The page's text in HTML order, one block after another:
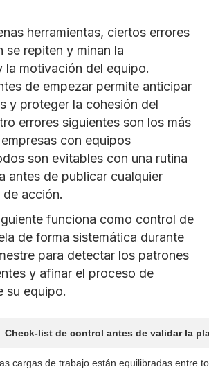
herramientas, ciertos errores
se repiten y minan la
la motivación del equipo.
de empezar permite anticipar
y proteger la cohesión del
errores siguientes son los más
con equipos
son evitables con una rutina
antes de publicar cualquier
acción.
funciona como control de
de forma sistemática durante
para detectar los patrones
y afinar el proceso de
su equipo.
Check-list de control antes de validar la
cargas de trabajo están equilibradas entre